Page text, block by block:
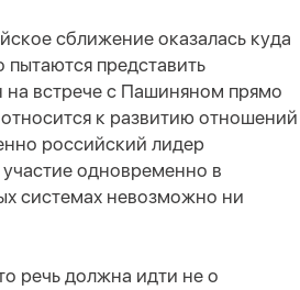
сближение оказалась куда
представить
встрече с Пашиняном прямо
к развитию отношений
российский лидер
одновременно в
системах невозможно ни
речь должна идти не о